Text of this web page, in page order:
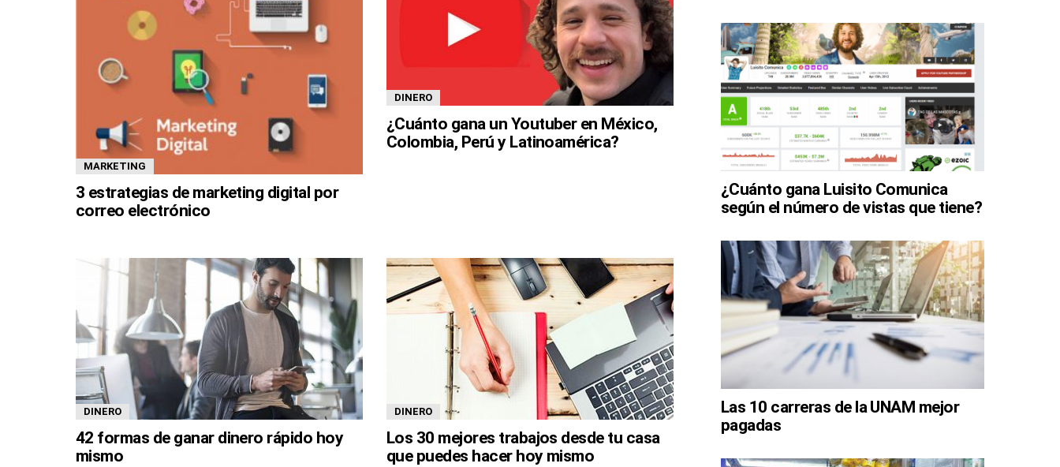
MARKETING
3 estrategias de marketing digital por
correo electrónico
DINERO
¿Cuánto gana un Youtuber en México,
Colombia, Perú y Latinoamérica?
DINERO
42 formas de ganar dinero rápido hoy
mismo
DINERO
Los 30 mejores trabajos desde tu casa
que puedes hacer hoy mismo
¿Cuánto gana Luisito Comunica
según el número de vistas que tiene?
Las 10 carreras de la UNAM mejor
pagadas